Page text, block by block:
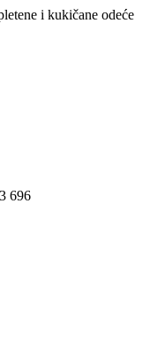
i kukičane odeće
696